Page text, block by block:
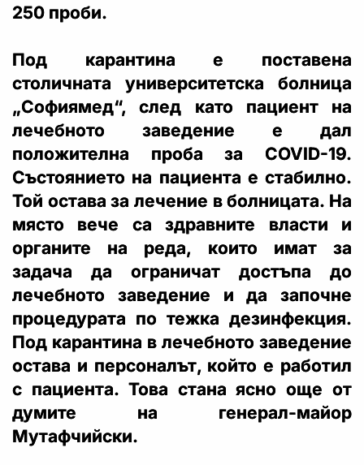
250 проби.
Под карантина е поставена
столичната университетска болница
„Софиямед“, след като пациент на
лечебното заведение е дал
положителна проба за COVID-19.
Състоянието на пациента е стабилно.
Той остава за лечение в болницата. На
място вече са здравните власти и
органите на реда, които имат за
задача да ограничат достъпа до
лечебното заведение и да започне
процедурата по тежка дезинфекция.
Под карантина в лечебното заведение
остава и персоналът, който е работил
с пациента. Това стана ясно още от
думите на генерал-майор
Мутафчийски.